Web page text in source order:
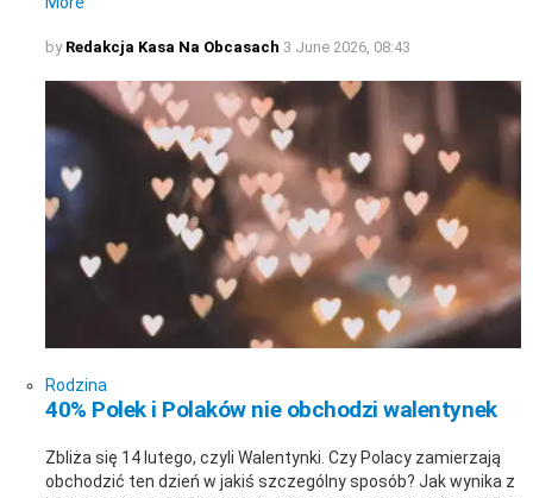
by Redakcja Kasa Na Obcasach 3 June 2026, 08:43
Rodzina
40% Polek i Polaków nie obchodzi walentynek
Zbliża się 14 lutego, czyli Walentynki. Czy Polacy zamierzają
obchodzić ten dzień w jakiś szczególny sposób? Jak wynika z